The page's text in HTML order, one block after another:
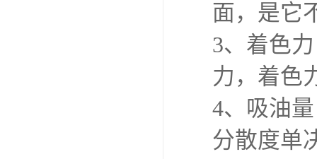
面，是它
3、着色
力，着色
4、吸油
分散度单